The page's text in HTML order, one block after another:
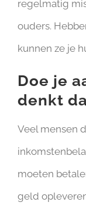
regelmatig
ouders.
kunnen ze je
Doe je
denkt
Veel mensen
moeten
geld